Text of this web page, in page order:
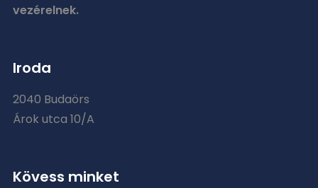
vezérelnek.
Iroda
2040 Budaörs
Árok utca 10/A
Kövess minket